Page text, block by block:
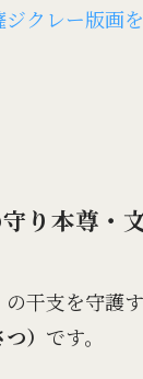
クレー版画
り本尊・
干支を守護す
） です。